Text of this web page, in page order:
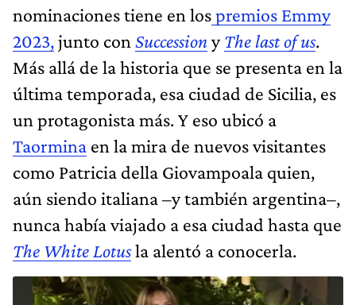
nominaciones tiene en lospremios Emmy
2023,junto con Succession y The last of us.
Más allá de la historia que se presenta en la
última temporada, esa ciudad de Sicilia, es
un protagonista más. Y eso ubicó a
Taormina en la mira de nuevos visitantes
como Patricia della Giovampoala quien,
aún siendo italiana –y también argentina–,
nunca había viajado a esa ciudad hasta que
The White Lotusla alentó a conocerla.